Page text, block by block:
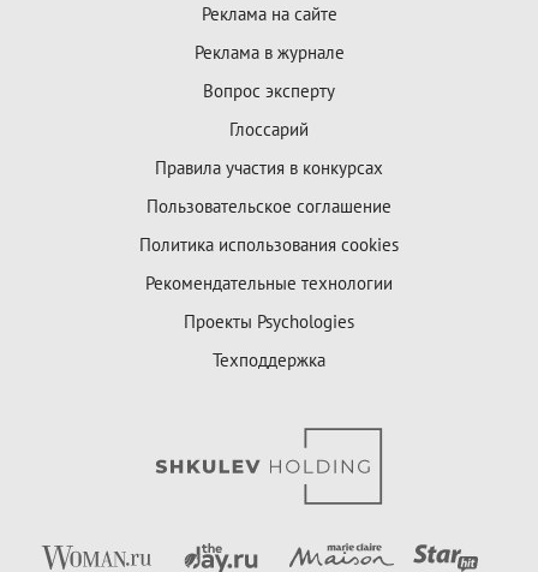
Реклама на сайте
Реклама в журнале
Вопрос эксперту
Глоссарий
Правила участия в конкурсах
Пользовательское соглашение
Политика использования cookies
Рекомендательные технологии
Проекты Psychologies
Техподдержка